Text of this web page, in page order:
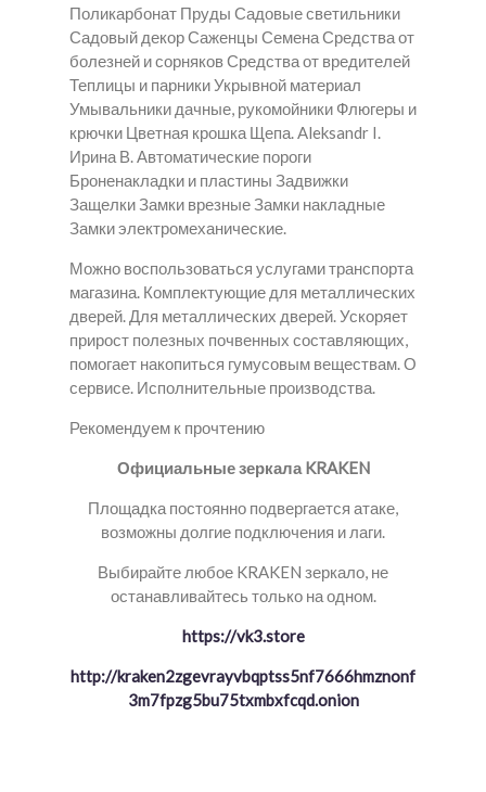
Поликарбонат Пруды Садовые светильники
Садовый декор Саженцы Семена Средства от
болезней и сорняков Средства от вредителей
Теплицы и парники Укрывной материал
Умывальники дачные, рукомойники Флюгеры и
крючки Цветная крошка Щепа. Aleksandr I.
Ирина В. Автоматические пороги
Броненакладки и пластины Задвижки
Защелки Замки врезные Замки накладные
Замки электромеханические.
Можно воспользоваться услугами транспорта
магазина. Комплектующие для металлических
дверей. Для металлических дверей. Ускоряет
прирост полезных почвенных составляющих,
помогает накопиться гумусовым веществам. О
сервисе. Исполнительные производства.
Рекомендуем к прочтению
Официальные зеркала KRAKEN
Площадка постоянно подвергается атаке,
возможны долгие подключения и лаги.
Выбирайте любое KRAKEN зеркало, не
останавливайтесь только на одном.
https://vk3.store
http://kraken2zgevrayvbqptss5nf7666hmznonf
3m7fpzg5bu75txmbxfcqd.onion